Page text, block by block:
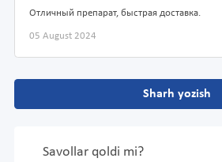
Отличный препарат, быстрая доставка.
05 August 2024
Sharh yozish
Savollar qoldi mi?